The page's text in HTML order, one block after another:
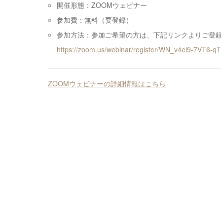
開催形態：ZOOMウェビナー
参加費：無料（要登録）
参加方法：参加ご希望の方は、下記リンクよりご登
https://zoom.us/webinar/register/WN_v4el9-7VT6-
ZOOMウェビナーの詳細情報はこちら